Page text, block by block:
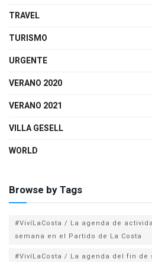
TRAVEL
TURISMO
URGENTE
VERANO 2020
VERANO 2021
VILLA GESELL
WORLD
Browse by Tags
#VivíLaCosta / La agenda de
semana en el Partido de La Costa
#VivíLaCosta / La agenda del fin de